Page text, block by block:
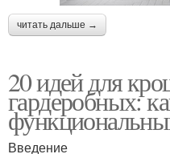
читать дальше →
20 идей для
гардеробных:
Введение